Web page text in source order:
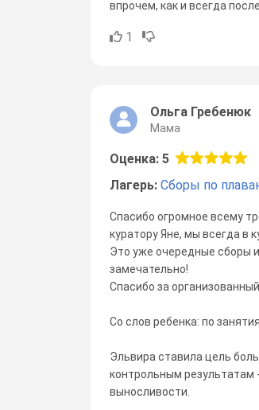
впрочем, как и всегда
1
Ольга Гребенюк
Мама
Оценка: 5
Лагерь: Сборы по
Спасибо огромное всему
куратору Яне, мы всегда в
Это уже очередные сборы
замечательно!
Спасибо за
Со слов ребенка: по
Эльвира ставила цель
контрольным результатам
выносливости.